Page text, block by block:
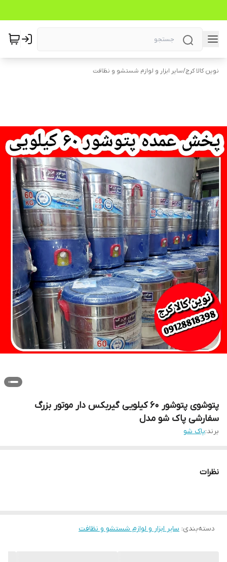
نوین کالا کرج/سایر ابزار و لوازم شستشو و نظافت
پتوشوی پتوشور ۶۰ کیلویی گیربکس دار موتور بزرگ
سفارشی پاک شو مدل
برند:پاک شو
نظرات
دسته‌بندی: سایر ابزار و لوازم شستشو و نظافت